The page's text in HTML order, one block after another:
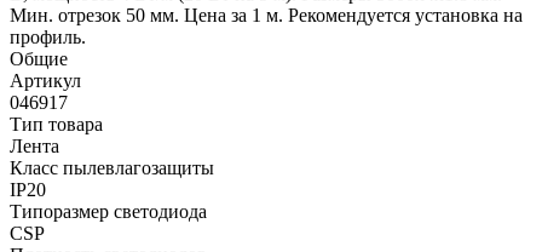
Мин. отрезок 50 мм. Цена за 1 м. Рекомендуется установка на
профиль.
Общие
Артикул
046917
Тип товара
Лента
Класс пылевлагозащиты
IP20
Типоразмер светодиода
CSP